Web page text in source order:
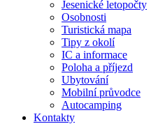
Jesenické letopočty
Osobnosti
Turistická mapa
Tipy z okolí
IC a informace
Poloha a příjezd
Ubytování
Mobilní průvodce
Autocamping
Kontakty